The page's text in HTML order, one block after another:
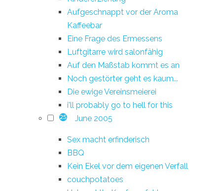
Aufgeschnappt vor der Aroma
Kaffeebar
Eine Frage des Ermessens
Luftgitarre wird salonfähig
Auf den Maßstab kommt es an
Noch gestörter geht es kaum...
Die ewige Vereinsmeierei
i'll probably go to hell for this
25 June 2005
Sex macht erfinderisch
BBQ
Kein Ekel vor dem eigenen Verfall
couchpotatoes